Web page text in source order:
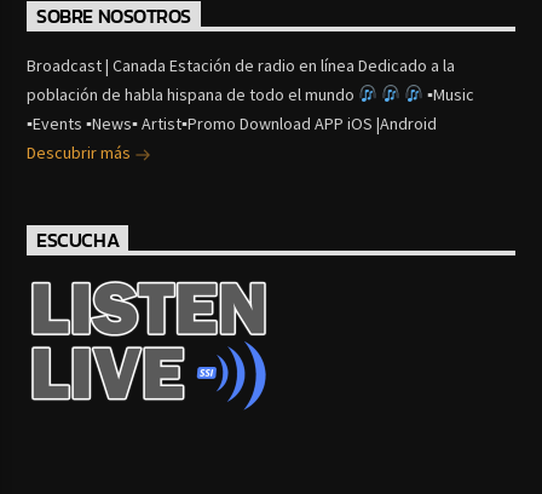
SOBRE NOSOTROS
Broadcast | Canada Estación de radio en línea Dedicado a la
población de habla hispana de todo el mundo
▪Music
▪Events ▪News▪ Artist▪Promo Download APP iOS |Android
Descubrir más
ESCUCHA